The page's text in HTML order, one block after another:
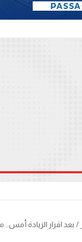
/ بعد اقرار الزيادة أمس..